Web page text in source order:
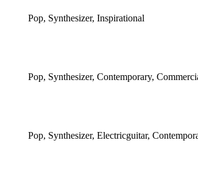
Pop, Synthesizer, Inspirational
Pop, Synthesizer, Contemporary,
Pop, Synthesizer, Electricguitar,